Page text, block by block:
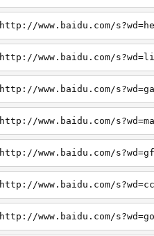
http://www.baidu.com/
http://www.baidu.com/
http://www.baidu.com/
http://www.baidu.com/
http://www.baidu.com/
http://www.baidu.com/
http://www.baidu.com/